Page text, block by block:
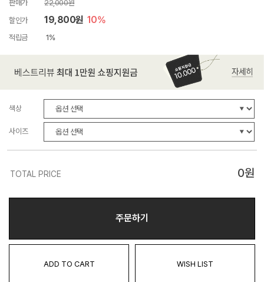
판매가
22,000원
할인가
19,800원 10%
적립금 1%
색상
사이즈
TOTAL PRICE 0원
주문하기
ADD TO CART WISH LIST